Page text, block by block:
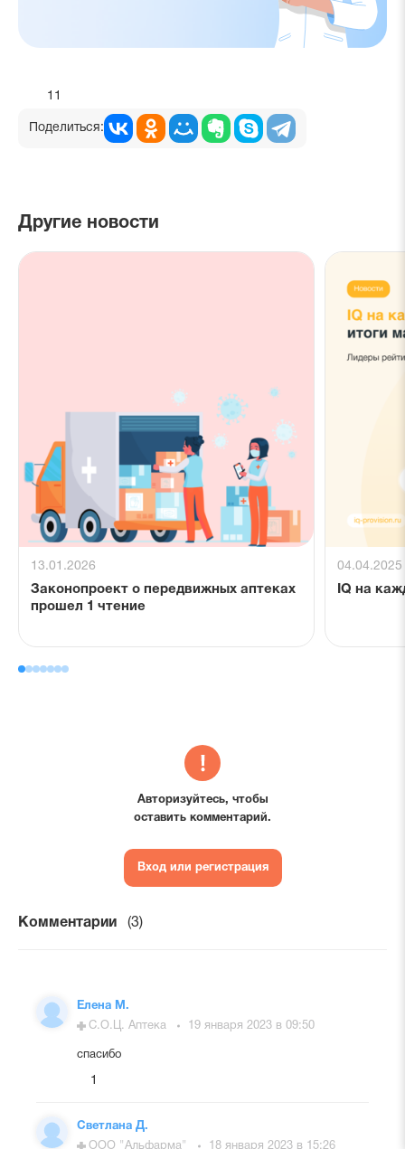
11
Поделиться:
Другие новости
13.01.2026
Законопроект о передвижных аптеках
прошел 1 чтение
04.04.2025
IQ на
Авторизуйтесь, чтобы
оставить комментарий.
Вход или регистрация
Комментарии (3)
Елена М.
С.О.Ц. Аптека
19 января 2023 в 09:50
спасибо
1
Светлана Д.
ООО "Альфарма"
18 января 2023 в 15:26